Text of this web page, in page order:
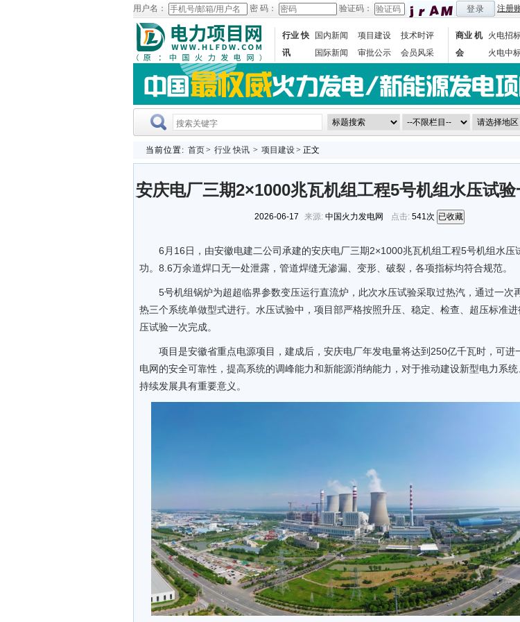
用户名： 密 码： 验证码： 登录 注册
行业 快
讯
国内新闻 项目建设
技术时评
国际新闻
审批公示 会员风采
商业 机
会
火电招
火电中
当前位置: 首页> 行业 快讯 > 项目建设> 正文
安庆电厂三期2×1000兆瓦机组工程5号机组水压试
2026-06-17 来源: 中国火力发电网 点击: 541次 已收藏
6月16日，由安徽电建二公司承建的安庆电厂三期2×1000兆瓦机组工程5号机组水压
功。8.6万余道焊口无一处泄露，管道焊缝无渗漏、变形、破裂，各项指标均符合规范。
5号机组锅炉为超超临界参数变压运行直流炉，此次水压试验采取过热汽，通过一次
热三个系统单做型式进行。水压试验中，项目部严格按照升压、稳定、检查、超压标准
压试验一次完成。
项目是安徽省重点电源项目，建成后，安庆电厂年发电量将达到250亿千瓦时，可进
电网的安全可靠性，提高系统的调峰能力和新能源消纳能力，对于推动建设新型电力系
持续发展具有重要意义。